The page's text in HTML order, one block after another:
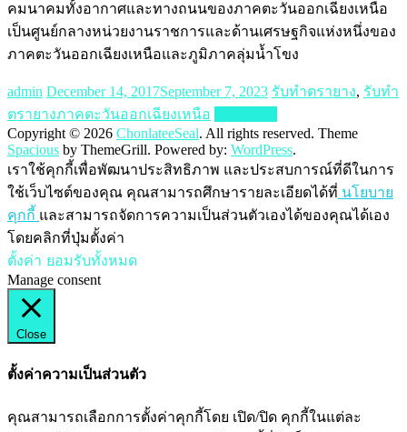
คมนาคมทั้งอากาศและทางถนนของภาคตะวันออกเฉียงเหนือ
เป็นศูนย์กลางหน่วยงานราชการและด้านเศรษฐกิจแห่งหนึ่งของ
ภาคตะวันออกเฉียงเหนือและภูมิภาคลุ่มน้ำโขง
admin December 14, 2017September 7, 2023 รับทำตรายาง, รับทำ
ตรายางภาคตะวันออกเฉียงเหนือ
Copyright © 2026 ChonlateeSeal. All rights reserved. Theme
Spacious by ThemeGrill. Powered by: WordPress.
เราใช้คุกกี้เพื่อพัฒนาประสิทธิภาพ และประสบการณ์ที่ดีในการ
ใช้เว็บไซต์ของคุณ คุณสามารถศึกษารายละเอียดได้ที่ นโยบาย
คุกกี้ และสามารถจัดการความเป็นส่วนตัวเองได้ของคุณได้เอง
โดยคลิกที่ปุ่มตั้งค่า
ตั้งค่า ยอมรับทั้งหมด
Manage consent
Close
ตั้งค่าความเป็นส่วนตัว
คุณสามารถเลือกการตั้งค่าคุกกี้โดย เปิด/ปิด คุกกี้ในแต่ละ